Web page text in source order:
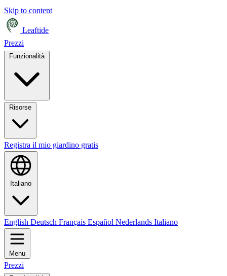
Skip to content
Leaftide
Prezzi
Funzionalità
Registra il mio giardino gratis
Italiano
English Deutsch Français Español Nederlands Italiano
Menu
Prezzi